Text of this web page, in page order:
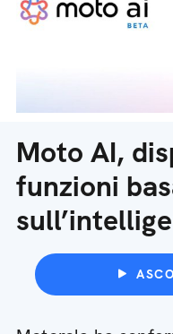
Moto AI,
funzioni